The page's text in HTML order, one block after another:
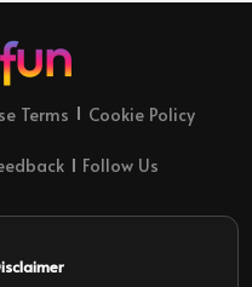
Terms Cookie Policy
Follow Us